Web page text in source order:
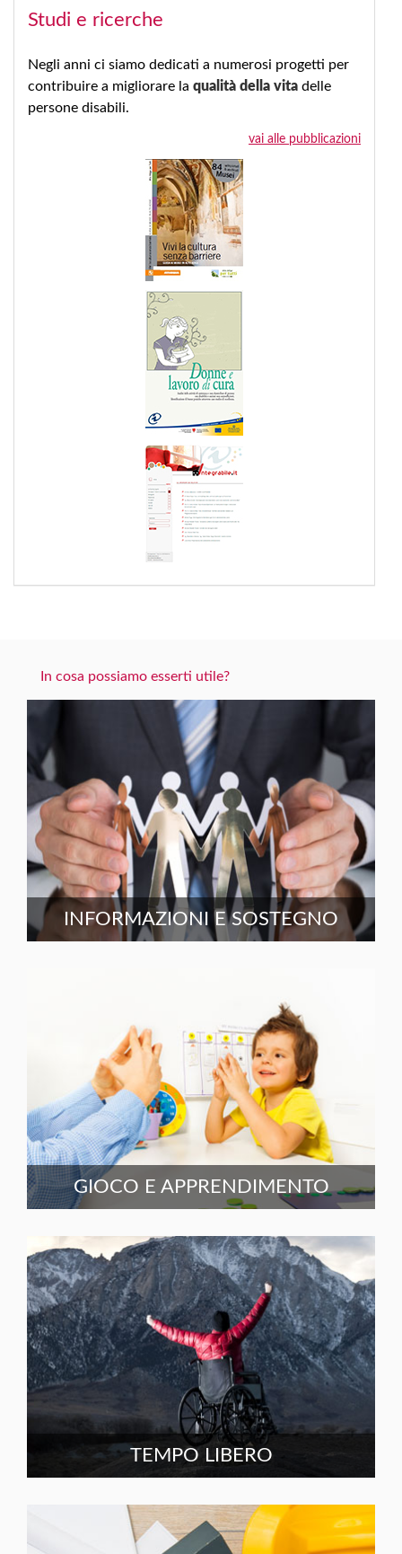
Studi e ricerche
Negli anni ci siamo dedicati a numerosi progetti per
contribuire a migliorare la qualità della vita delle
persone disabili.
vai alle pubblicazioni
In cosa possiamo esserti utile?
INFORMAZIONI E SOSTEGNO
GIOCO E APPRENDIMENTO
TEMPO LIBERO